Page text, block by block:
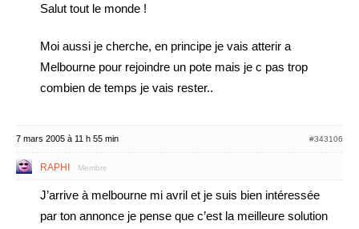
Salut tout le monde !
Moi aussi je cherche, en principe je vais atterir a
Melbourne pour rejoindre un pote mais je c pas trop
combien de temps je vais rester..
7 mars 2005 à 11 h 55 min #343106
RAPHI Membre
J’arrive à melbourne mi avril et je suis bien intéressée
par ton annonce je pense que c’est la meilleure solution